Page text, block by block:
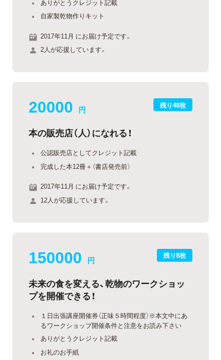
ありがとうクレジット記載
自家製乾物作りキット
2017年11月 にお届け予定です。
2人が応援しています。
残り48枚
20000 円
本の販売店（人）になれる！
公認販売店としてクレジット記載
完成した本12冊＋（書店発売前）
2017年11月 にお届け予定です。
12人が応援しています。
残り8枚
150000 円
未来の食を変える、乾物のワークショッ
プを開催できる！
１日出張講座開催券（正味５時間程度）※本文中にあ
るワークショップ開催条件と注意をお読み下さい
ありがとうクレジット記載
お礼のお手紙